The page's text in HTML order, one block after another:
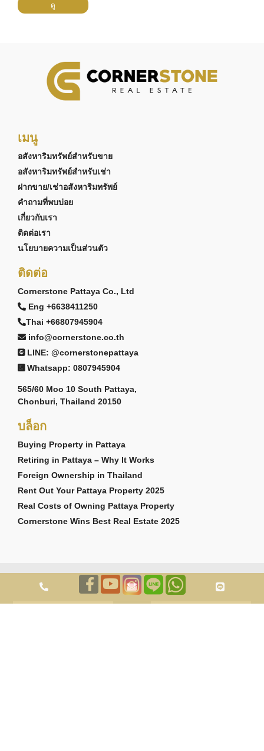
ดู
เมนู
อสังหาริมทรัพย์สำหรับขาย
อสังหาริมทรัพย์สำหรับเช่า
ฝากขาย/เช่าอสังหาริมทรัพย์
คำถามที่พบบ่อย
เกี่ยวกับเรา
ติดต่อเรา
นโยบายความเป็นส่วนตัว
ติดต่อ
Cornerstone Pattaya Co., Ltd
Eng +6638411250
Thai +66807945904
info@cornerstone.co.th
LINE: @cornerstonepattaya
Whatsapp: 0807945904
565/60 Moo 10 South Pattaya,
Chonburi, Thailand 20150
บล็อก
Buying Property in Pattaya
Retiring in Pattaya – Why It Works
Foreign Ownership in Thailand
Rent Out Your Pattaya Property 2025
Real Costs of Owning Pattaya Property
Cornerstone Wins Best Real Estate 2025